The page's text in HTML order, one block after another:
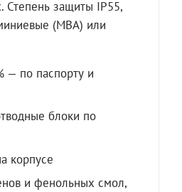
Степень защиты IP55,
(МВА) или
— по паспорту и
блоки по
корпусе
и фенольных смол,